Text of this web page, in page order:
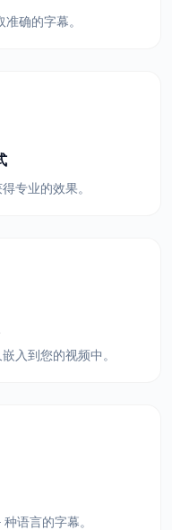
准确的字幕。
专业的效果。
入到您的视频中。
语言的字幕。